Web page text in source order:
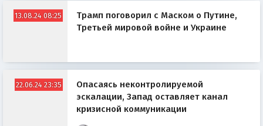
13.08.24 08:25
Трамп поговорил с Маском о Путине,
Третьей мировой войне и Украине
22.06.24 23:35
Опасаясь неконтролируемой
эскалации, Запад оставляет канал
кризисной коммуникации